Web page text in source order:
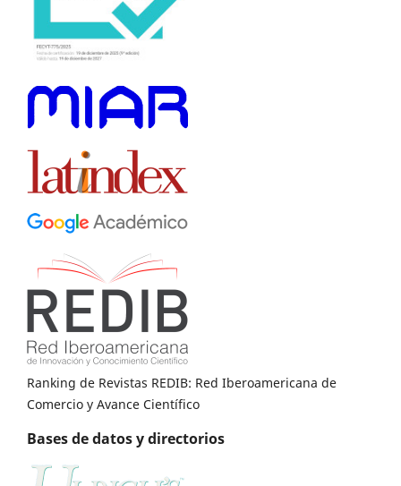
Ranking de Revistas REDIB: Red Iberoamericana de
Comercio y Avance Científico
Bases de datos y directorios